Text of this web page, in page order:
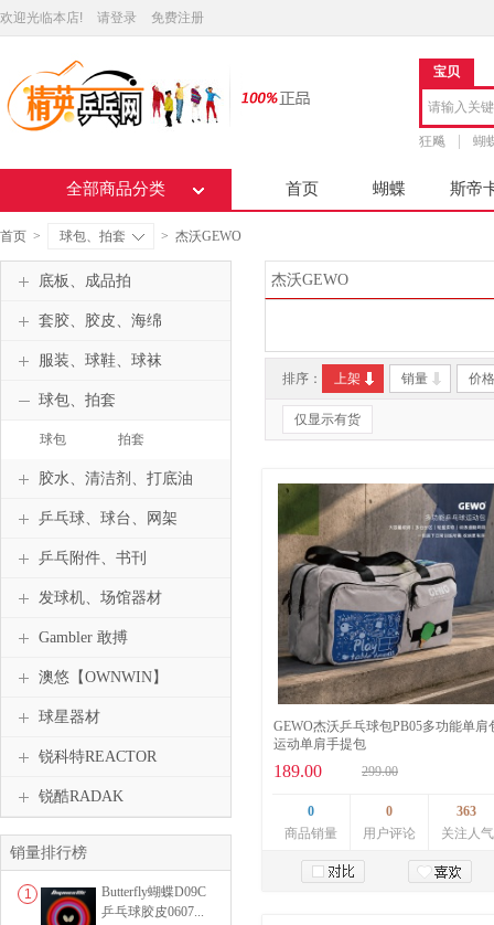
欢迎光临本店! 请登录 免费注册
宝贝
狂飚 蝴
全部商品分类 首页 蝴蝶 斯帝
首页 > 球包、拍套 > 杰沃GEWO
杰沃GEWO
排序： 上架 销量 价格
仅显示有货
GEWO杰沃乒乓球包PB05多功能单肩
运动单肩手提包
189.00 299.00
0
商品销量
0
用户评论
363
关注人气
底板、成品拍
套胶、胶皮、海绵
服装、球鞋、球袜
球包、拍套
球包 拍套
胶水、清洁剂、打底油
乒乓球、球台、网架
乒乓附件、书刊
发球机、场馆器材
Gambler 敢搏
澳悠【OWNWIN】
球星器材
锐科特REACTOR
锐酷RADAK
销量排行榜
1
Butterfly蝴蝶D09C
乒乓球胶皮0607...